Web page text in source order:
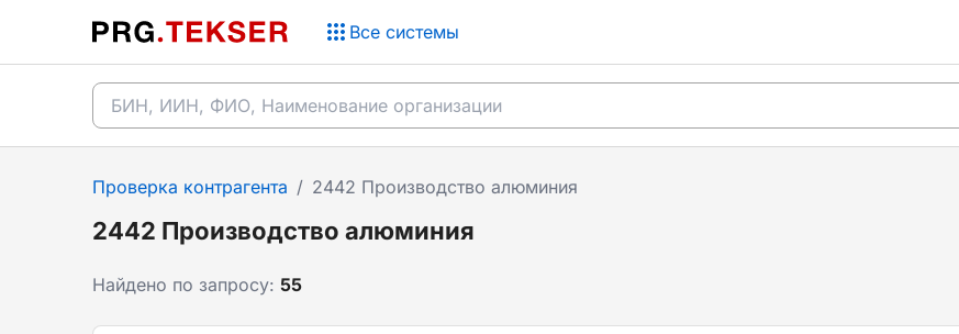
Все системы
Проверка контрагента / 2442 Производство алюминия
2442 Производство алюминия
Найдено по запросу: 55